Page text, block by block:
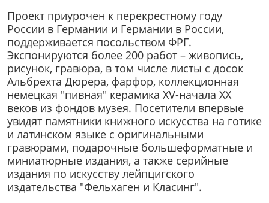
Проект приурочен к перекрестному году
России в Германии и Германии в России,
поддерживается посольством ФРГ.
Экспонируются более 200 работ – живопись,
рисунок, гравюра, в том числе листы с досок
Альбрехта Дюрера, фарфор, коллекционная
немецкая "пивная" керамика XV-начала XX
веков из фондов музея. Посетители впервые
увидят памятники книжного искусства на готике
и латинском языке с оригинальными
гравюрами, подарочные большеформатные и
миниатюрные издания, а также серийные
издания по искусству лейпцигского
издательства "Фельхаген и Класинг".